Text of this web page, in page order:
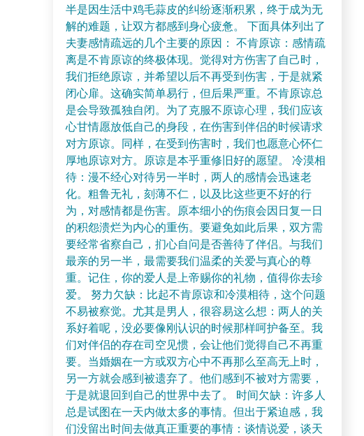
半是因生活中鸡毛蒜皮的纠纷逐渐积累，终于成为无
解的难题，让双方都感到身心疲惫。 下面具体列出了
夫妻感情疏远的几个主要的原因： 不肯原谅：感情疏
离是不肯原谅的终极体现。觉得对方伤害了自己时，
我们拒绝原谅，并希望以后不再受到伤害，于是就紧
闭心扉。这确实简单易行，但后果严重。不肯原谅总
是会导致孤独自闭。为了克服不原谅心理，我们应该
心甘情愿放低自己的身段，在伤害到伴侣的时候请求
对方原谅。同样，在受到伤害时，我们也愿意心怀仁
厚地原谅对方。原谅是本乎重修旧好的愿望。 冷漠相
待：漫不经心对待另一半时，两人的感情会迅速老
化。粗鲁无礼，刻薄不仁，以及比这些更不好的行
为，对感情都是伤害。原本细小的伤痕会因日复一日
的积怨溃烂为内心的重伤。要避免如此后果，双方需
要经常省察自己，扪心自问是否善待了伴侣。与我们
最亲的另一半，最需要我们温柔的关爱与真心的尊
重。记住，你的爱人是上帝赐你的礼物，值得你去珍
爱。 努力欠缺：比起不肯原谅和冷漠相待，这个问题
不易被察觉。尤其是男人，很容易这么想：两人的关
系好着呢，没必要像刚认识的时候那样呵护备至。我
们对伴侣的存在司空见惯，会让他们觉得自己不再重
要。当婚姻在一方或双方心中不再那么至高无上时，
另一方就会感到被遗弃了。他们感到不被对方需要，
于是就退回到自己的世界中去了。 时间欠缺：许多人
总是试图在一天内做太多的事情。但出于紧迫感，我
们没留出时间去做真正重要的事情：谈情说爱，谈天